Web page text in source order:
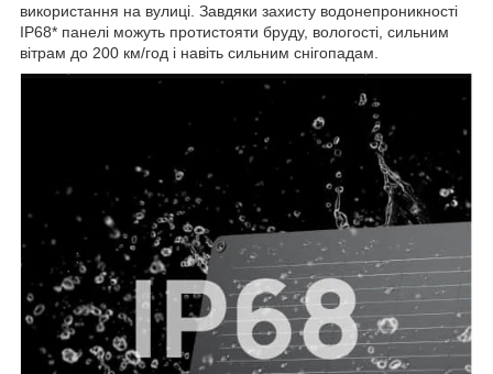
використання на вулиці. Завдяки захисту водонепроникності
IP68* панелі можуть протистояти бруду, вологості, сильним
вітрам до 200 км/год і навіть сильним снігопадам.